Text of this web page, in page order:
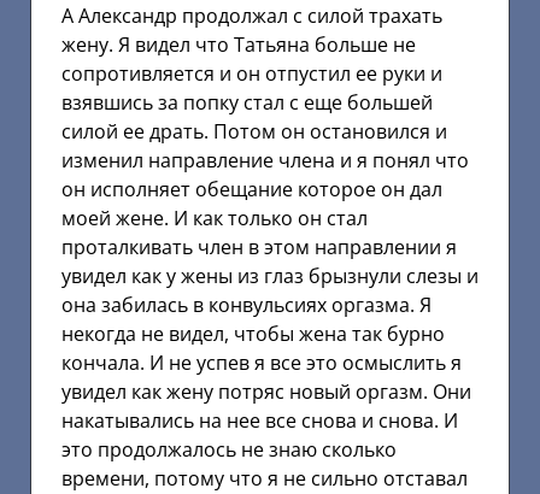
А Александр продолжал с силой трахать
жену. Я видел что Татьяна больше не
сопротивляется и он отпустил ее руки и
взявшись за попку стал с еще большей
силой ее драть. Потом он остановился и
изменил направление члена и я понял что
он исполняет обещание которое он дал
моей жене. И как только он стал
проталкивать член в этом направлении я
увидел как у жены из глаз брызнули слезы и
она забилась в конвульсиях оргазма. Я
некогда не видел, чтобы жена так бурно
кончала. И не успев я все это осмыслить я
увидел как жену потряс новый оргазм. Они
накатывались на нее все снова и снова. И
это продолжалось не знаю сколько
времени, потому что я не сильно отставал